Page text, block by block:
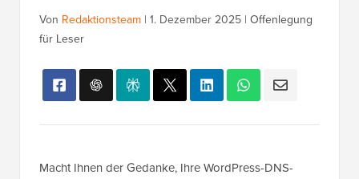
Von Redaktionsteam | 1. Dezember 2025 | Offenlegung
für Leser
Macht Ihnen der Gedanke, Ihre WordPress-DNS-